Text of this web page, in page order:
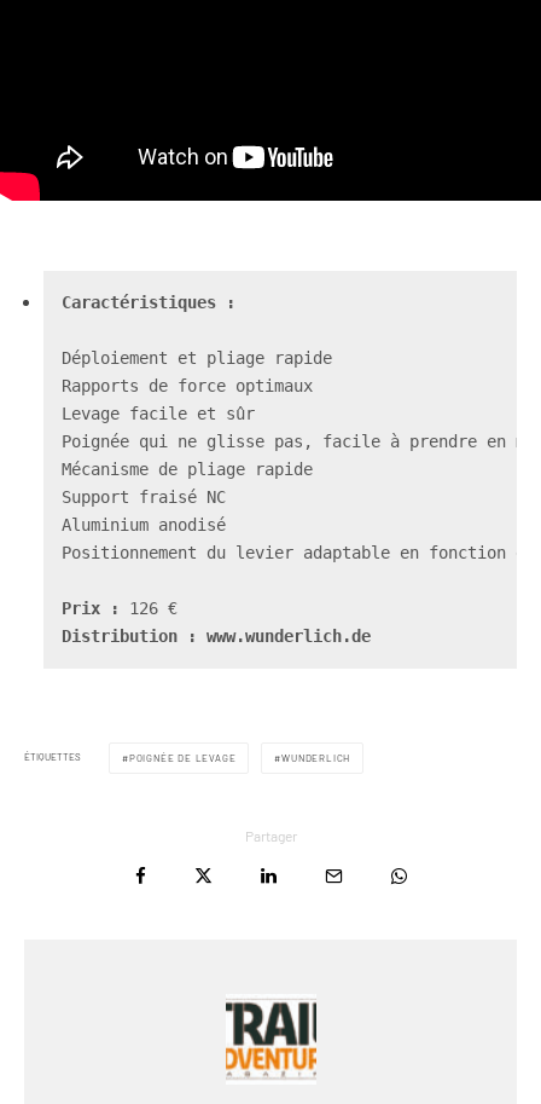
Caractéristiques :
Déploiement et pliage rapide
Rapports de force optimaux
Levage facile et sûr
Poignée qui ne glisse pas, facile à prendre en
Mécanisme de pliage rapide
Support fraisé NC
Aluminium anodisé
Positionnement du levier adaptable en fonction
Prix :
Distribution : www.wunderlich.de
ÉTIQUETTES POIGNÉE DE LEVAGE WUNDERLICH
Partager